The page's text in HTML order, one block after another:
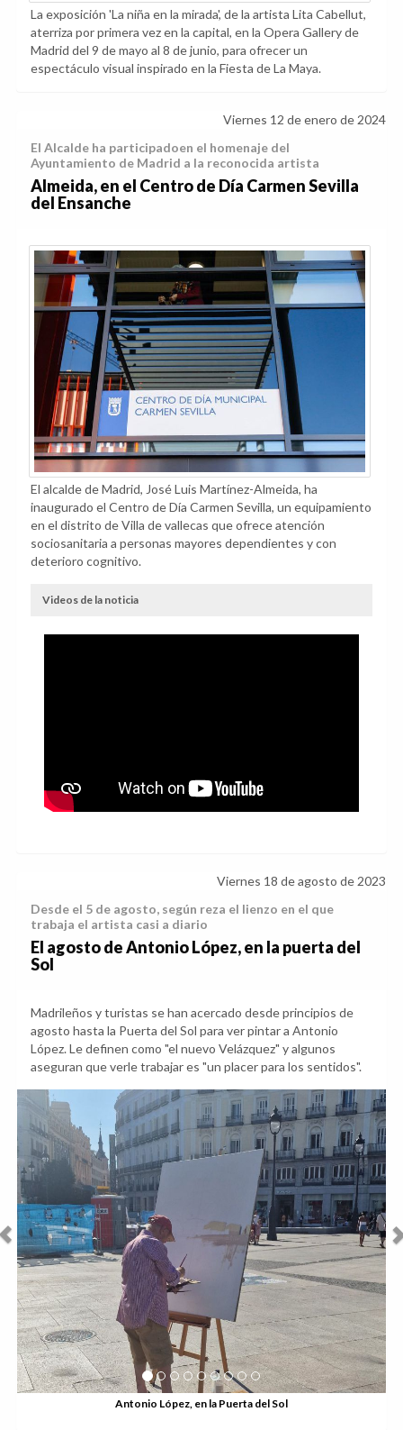
La exposición 'La niña en la mirada', de la artista Lita Cabellut,
aterriza por primera vez en la capital, en la Opera Gallery de
Madrid del 9 de mayo al 8 de junio, para ofrecer un
espectáculo visual inspirado en la Fiesta de La Maya.
Viernes 12 de enero de 2024
El Alcalde ha participadoen el homenaje del
Ayuntamiento de Madrid a la reconocida artista
Almeida, en el Centro de Día Carmen Sevilla
del Ensanche
El alcalde de Madrid, José Luis Martínez-Almeida, ha
inaugurado el Centro de Día Carmen Sevilla, un equipamiento
en el distrito de Villa de vallecas que ofrece atención
sociosanitaria a personas mayores dependientes y con
deterioro cognitivo.
Videos de la noticia
Viernes 18 de agosto de 2023
Desde el 5 de agosto, según reza el lienzo en el que
trabaja el artista casi a diario
El agosto de Antonio López, en la puerta del
Sol
Madrileños y turistas se han acercado desde principios de
agosto hasta la Puerta del Sol para ver pintar a Antonio
López. Le definen como "el nuevo Velázquez" y algunos
aseguran que verle trabajar es "un placer para los sentidos".
Anterior